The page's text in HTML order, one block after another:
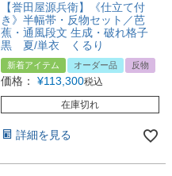
【誉田屋源兵衛】《仕立て付
き》半幅帯・反物セット／芭
蕉・通風段文 生成・破れ格子
黒 夏/単衣 くるり
新着アイテム オーダー品 反物
価格： ¥113,300税込
在庫切れ
詳細を見る